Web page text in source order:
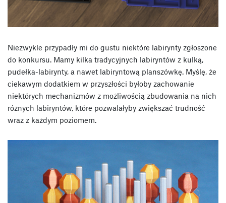
Niezwykle przypadły mi do gustu niektóre labirynty zgłoszone
do konkursu. Mamy kilka tradycyjnych labiryntów z kulką,
pudełka-labirynty, a nawet labiryntową planszówkę. Myślę, że
ciekawym dodatkiem w przyszłości byłoby zachowanie
niektórych mechanizmów z możliwością zbudowania na nich
różnych labiryntów, które pozwalałyby zwiększać trudność
wraz z każdym poziomem.